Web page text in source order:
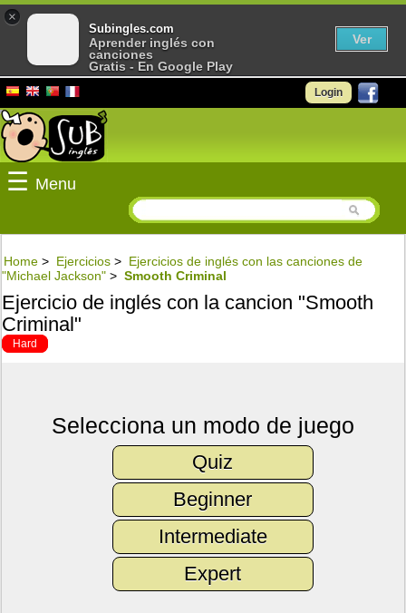
Login
☰ Menu
Home > Ejercicios > Ejercicios de inglés con las canciones de
"Michael Jackson" > Smooth Criminal
Ejercicio de inglés con la cancion "Smooth
Criminal"
Hard
Selecciona un modo de juego
Quiz
Beginner
Intermediate
Expert
×
Subingles.com
Aprender inglés con
canciones
Gratis - En Google Play
Ver